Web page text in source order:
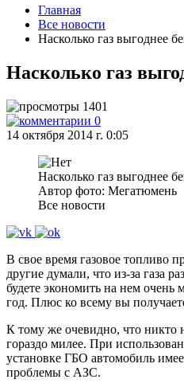
Главная
Все новости
Насколько газ выгоднее
Насколько газ
1401
0
14 октября 2014 г. 0:05
Насколько газ выгоднее
Автор фото: Мегатюмень
Все новости
В свое время газовое топливо
другие думали, что из-за газа
будете экономить на нем очень
год. Плюс ко всему вы
К тому же очевидно, что никто
гораздо милее. При
установке ГБО автомобиль
проблемы с АЗС.